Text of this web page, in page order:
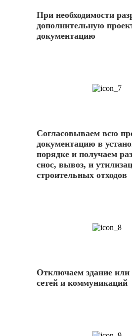
При необходимости
дополнительную
документацию
Согласовываем всю
документацию в
порядке и получаем
снос, вывоз, и
строительных отходов
Отключаем здание или
сетей и коммуникаций